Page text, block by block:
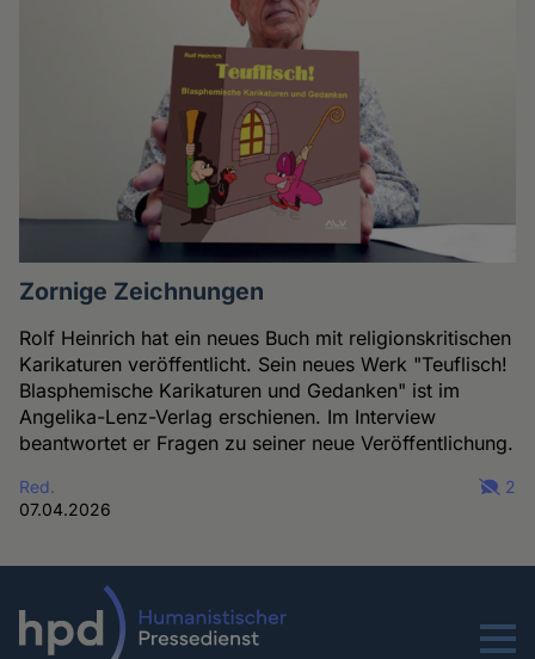
Zornige Zeichnungen
Rolf Heinrich hat ein neues Buch mit religionskritischen
Karikaturen veröffentlicht. Sein neues Werk "Teuflisch!
Blasphemische Karikaturen und Gedanken" ist im
Angelika-Lenz-Verlag erschienen. Im Interview
beantwortet er Fragen zu seiner neue Veröffentlichung.
Red.
07.04.2026
2
Menu